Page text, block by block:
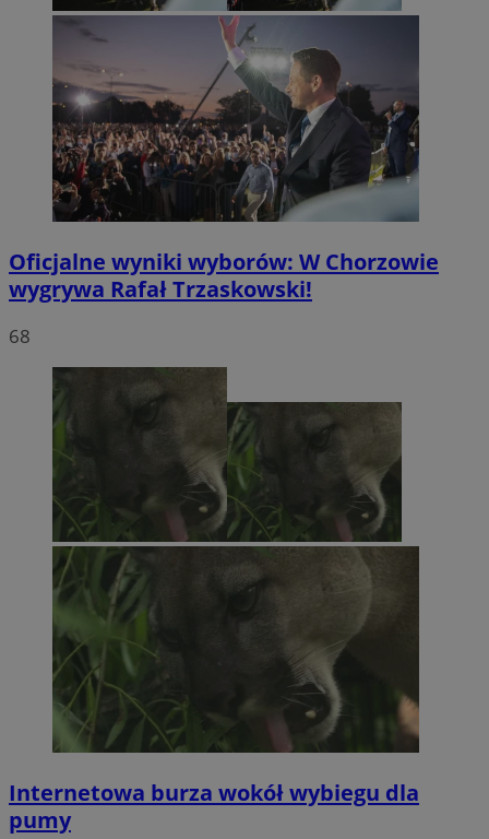
Oficjalne wyniki wyborów: W Chorzowie
wygrywa Rafał Trzaskowski!
68
Internetowa burza wokół wybiegu dla
pumy